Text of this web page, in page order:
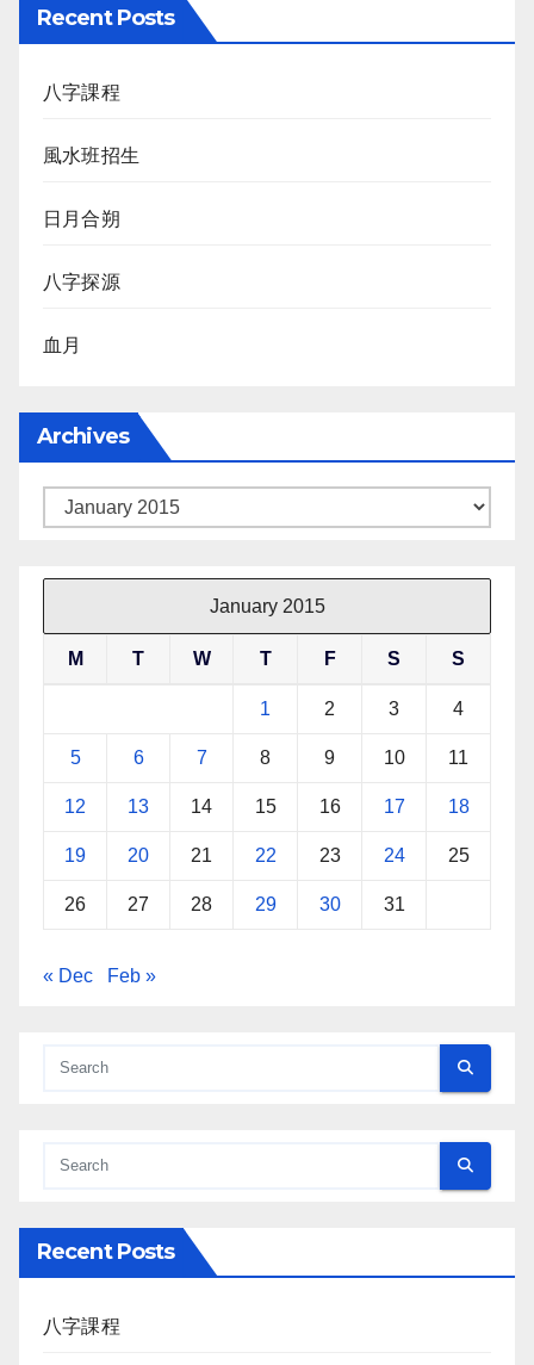
Recent Posts
八字課程
風水班招生
日月合朔
八字探源
血月
Archives
Archives
January 2015
M T W T F S S
1 2 3 4
5 6 7 8 9 10 11
12 13 14 15 16 17 18
19 20 21 22 23 24 25
26 27 28 29 30 31
« Dec Feb »
Recent Posts
八字課程